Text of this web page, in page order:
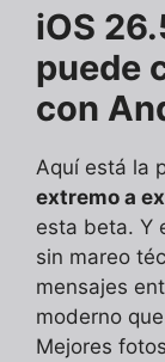
iOS
puede
con
Aquí está la
extremo a
esta beta. Y
sin mareo
mensajes
moderno
Mejores